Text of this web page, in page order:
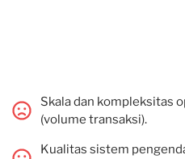
Skala dan kompleksitas
(volume transaksi).
Kualitas sistem